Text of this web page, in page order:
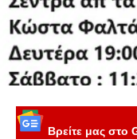
Βρείτε μας στο